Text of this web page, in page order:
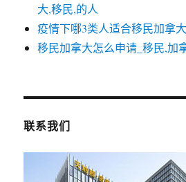
大,移民,的人
疫情下哪3类人适合移民加拿
移民加拿大怎么申请_移民,加
联系我们